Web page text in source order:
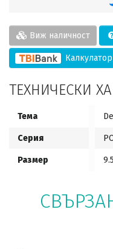
Виж наличност
Калкулатор
ТЕХНИЧЕСКИ
Тема
Серия
Размер